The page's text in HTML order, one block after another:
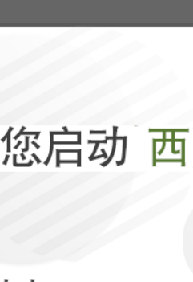
报局